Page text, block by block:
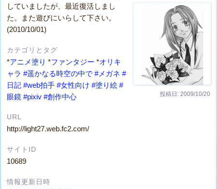
投稿日: 2009/10/20
していましたが、最近復活しまし
た。また遊びにいらして下さい。
(2010/10/01)
カテゴリとタグ
*アニメ塗り *ファンタジー *オリキ
ャラ #遥かなる時空の中で #メガネ #
日記 #web拍手 #女性向け #塗り絵 #
眼鏡 #pixiv #創作中心
URL
http://light27.web.fc2.com/
サイトID
10689
情報更新日時